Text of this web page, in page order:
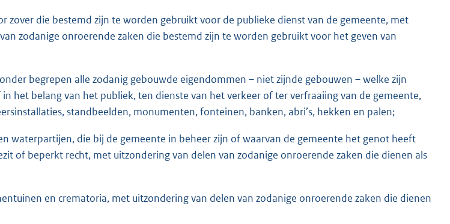
zover die bestemd zijn te worden gebruikt voor de publieke dienst van de gemeente, met
zodanige onroerende zaken die bestemd zijn te worden gebruikt voor het geven van
begrepen alle zodanig gebouwde eigendommen – niet zijnde gebouwen – welke zijn
het belang van het publiek, ten dienste van het verkeer of ter verfraaiing van de gemeente,
standbeelden, monumenten, fonteinen, banken, abri’s, hekken en palen;
waterpartijen, die bij de gemeente in beheer zijn of waarvan de gemeente het genot heeft
of beperkt recht, met uitzondering van delen van zodanige onroerende zaken die dienen als
en crematoria, met uitzondering van delen van zodanige onroerende zaken die dienen